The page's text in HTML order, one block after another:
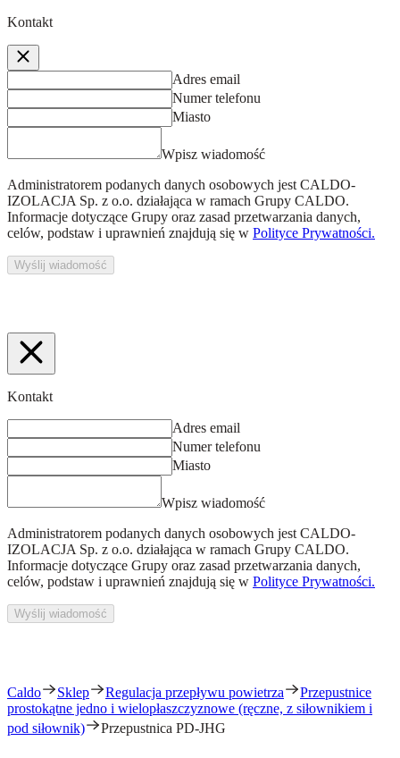
Kontakt
Adres email
Numer telefonu
Miasto
Wpisz wiadomość
Administratorem podanych danych osobowych jest CALDO-
IZOLACJA Sp. z o.o. działająca w ramach Grupy CALDO.
Informacje dotyczące Grupy oraz zasad przetwarzania danych,
celów, podstaw i uprawnień znajdują się w Polityce Prywatności.
Wyślij wiadomość
Kontakt
Adres email
Numer telefonu
Miasto
Wpisz wiadomość
Administratorem podanych danych osobowych jest CALDO-
IZOLACJA Sp. z o.o. działająca w ramach Grupy CALDO.
Informacje dotyczące Grupy oraz zasad przetwarzania danych,
celów, podstaw i uprawnień znajdują się w Polityce Prywatności.
Wyślij wiadomość
Caldo Sklep Regulacja przepływu powietrza
Przepustnice
prostokątne jedno i wielopłaszczyznowe (ręczne, z siłownikiem i
pod siłownik)
Przepustnica PD-JHG